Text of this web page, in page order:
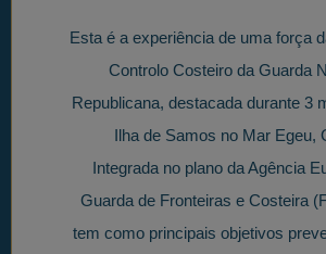
Esta é a experiência de uma força
Controlo Costeiro da Guarda
Republicana, destacada durante 3
Ilha de Samos no Mar Egeu,
Integrada no plano da Agência
Guarda de Fronteiras e Costeira
tem como principais objetivos